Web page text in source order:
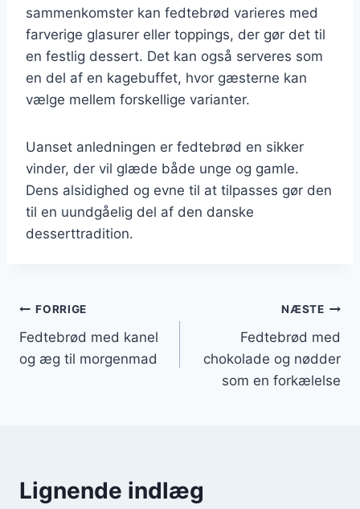
sammenkomster kan fedtebrød varieres med
farverige glasurer eller toppings, der gør det til
en festlig dessert. Det kan også serveres som
en del af en kagebuffet, hvor gæsterne kan
vælge mellem forskellige varianter.
Uanset anledningen er fedtebrød en sikker
vinder, der vil glæde både unge og gamle.
Dens alsidighed og evne til at tilpasses gør den
til en uundgåelig del af den danske
desserttradition.
Indlægsnavigation
FORRIGE
Fedtebrød med kanel
og æg til morgenmad
NÆSTE
Fedtebrød med
chokolade og nødder
som en forkælelse
Lignende indlæg